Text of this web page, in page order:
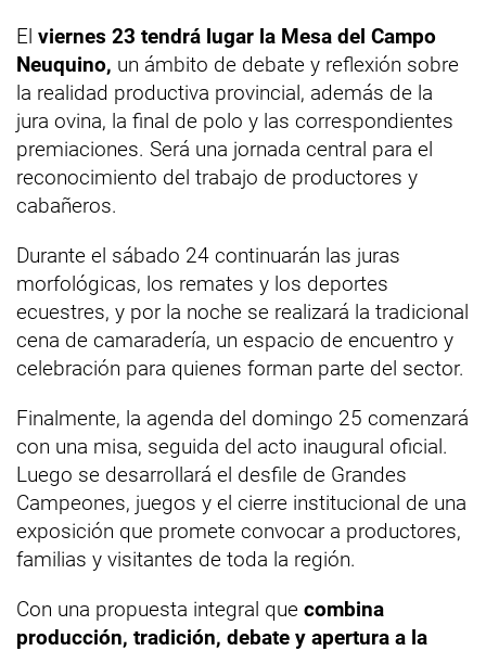
El viernes 23 tendrá lugar la Mesa del Campo
Neuquino, un ámbito de debate y reflexión sobre
la realidad productiva provincial, además de la
jura ovina, la final de polo y las correspondientes
premiaciones. Será una jornada central para el
reconocimiento del trabajo de productores y
cabañeros.
Durante el sábado 24 continuarán las juras
morfológicas, los remates y los deportes
ecuestres, y por la noche se realizará la tradicional
cena de camaradería, un espacio de encuentro y
celebración para quienes forman parte del sector.
Finalmente, la agenda del domingo 25 comenzará
con una misa, seguida del acto inaugural oficial.
Luego se desarrollará el desfile de Grandes
Campeones, juegos y el cierre institucional de una
exposición que promete convocar a productores,
familias y visitantes de toda la región.
Con una propuesta integral que combina
producción, tradición, debate y apertura a la